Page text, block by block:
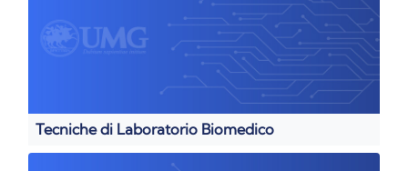
Tecniche di Laboratorio Biomedico